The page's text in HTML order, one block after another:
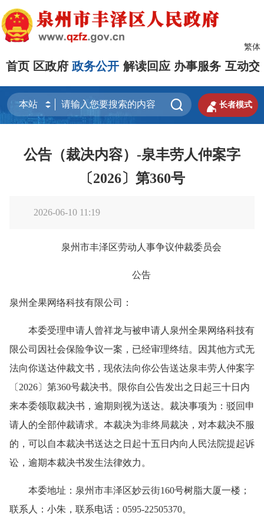
繁体
首页 区政府 政务公开 解读回应 办事服务 互动交
  长者模式
公告（裁决内容）-泉丰劳人仲案字
〔2026〕第360号
2026-06-10 11:19
泉州市丰泽区劳动人事争议仲裁委员会
公告
泉州全果网络科技有限公司：
本委受理申请人曾祥龙与被申请人泉州全果网络科技有
限公司因社会保险争议一案，已经审理终结。因其他方式无
法向你送达仲裁文书，现依法向你公告送达泉丰劳人仲案字
〔2026〕第360号裁决书。限你自公告发出之日起三十日内
来本委领取裁决书，逾期则视为送达。裁决事项为：驳回申
请人的全部仲裁请求。本裁决为非终局裁决，对本裁决不服
的，可以自本裁决书送达之日起十五日内向人民法院提起诉
讼，逾期本裁决书发生法律效力。
本委地址：泉州市丰泽区妙云街160号树脂大厦一楼；
联系人：小朱，联系电话：0595-22505370。